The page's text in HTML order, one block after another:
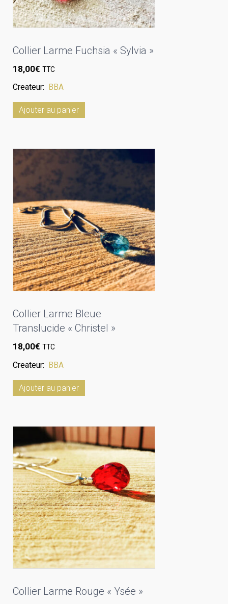
Collier Larme Fuchsia « Sylvia »
18,00€ TTC
Createur: BBA
Ajouter au panier
Collier Larme Bleue
Translucide « Christel »
18,00€ TTC
Createur: BBA
Ajouter au panier
Collier Larme Rouge « Ysée »